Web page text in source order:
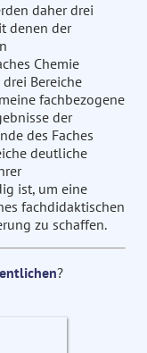
daher drei
denen der
Chemie
Bereiche
fachbezogene
der
des Faches
deutliche
ist, um eine
fachdidaktischen
zu schaffen.
?